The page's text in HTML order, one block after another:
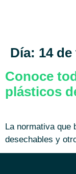
Día: 14
Conoce
plásticos
La normativa que
desechables y